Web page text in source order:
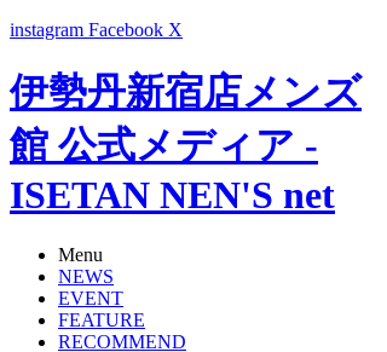
instagram Facebook X
伊勢丹新宿店メンズ
館 公式メディア -
ISETAN NEN'S net
Menu
NEWS
EVENT
FEATURE
RECOMMEND